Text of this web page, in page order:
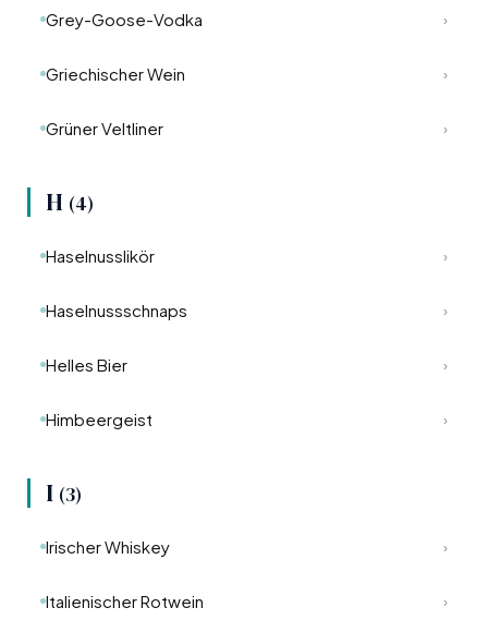
Grey-Goose-Vodka ›
Griechischer Wein ›
Grüner Veltliner ›
H (4)
Haselnusslikör ›
Haselnussschnaps ›
Helles Bier ›
Himbeergeist ›
I (3)
Irischer Whiskey ›
Italienischer Rotwein ›